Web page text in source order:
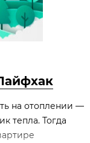
на отоплении —
тепла. Тогда